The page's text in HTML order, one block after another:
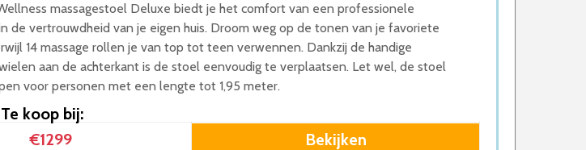
massagestoel Deluxe biedt je het comfort van een professionele
de vertrouwdheid van je eigen huis. Droom weg op de tonen van je favoriete
14 massage rollen je van top tot teen verwennen. Dankzij de handige
aan de achterkant is de stoel eenvoudig te verplaatsen. Let wel, de stoel
voor personen met een lengte tot 1,95 meter.
Te koop bij:
€1299
Bekijken